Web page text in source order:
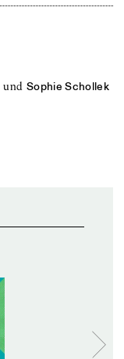
und Sophie Schollek